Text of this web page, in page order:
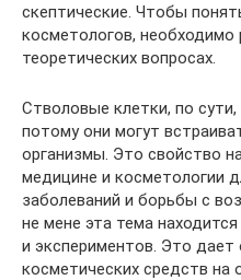
скептические. Чтобы
косметологов, необходимо
теоретических вопросах.
Стволовые клетки, по
потому они могут
организмы. Это свойство
медицине и косметологии
заболеваний и борьбы с
не мене эта тема
и экспериментов. Это
косметических средств на